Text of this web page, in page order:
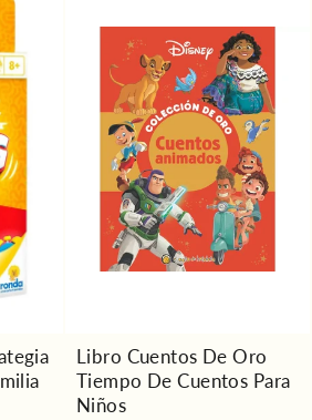
Libro Cuentos De Oro
Tiempo De Cuentos Para
Niños